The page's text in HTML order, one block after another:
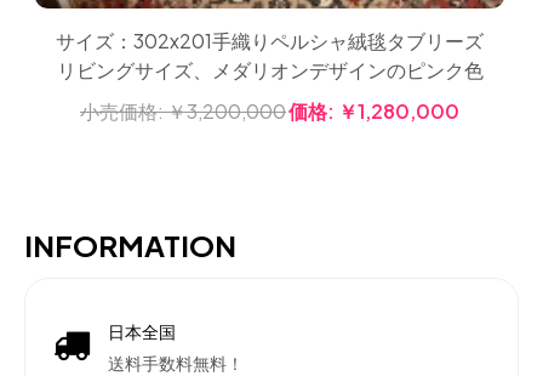
サイズ：302x201手織りペルシャ絨毯タブリーズ
リビングサイズ、メダリオンデザインのピンク色
小売価格:￥3,200,000価格: ￥1,280,000
INFORMATION
日本全国
送料手数料無料！